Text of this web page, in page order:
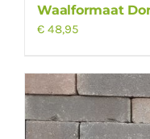
Waalformaat
€ 48,95